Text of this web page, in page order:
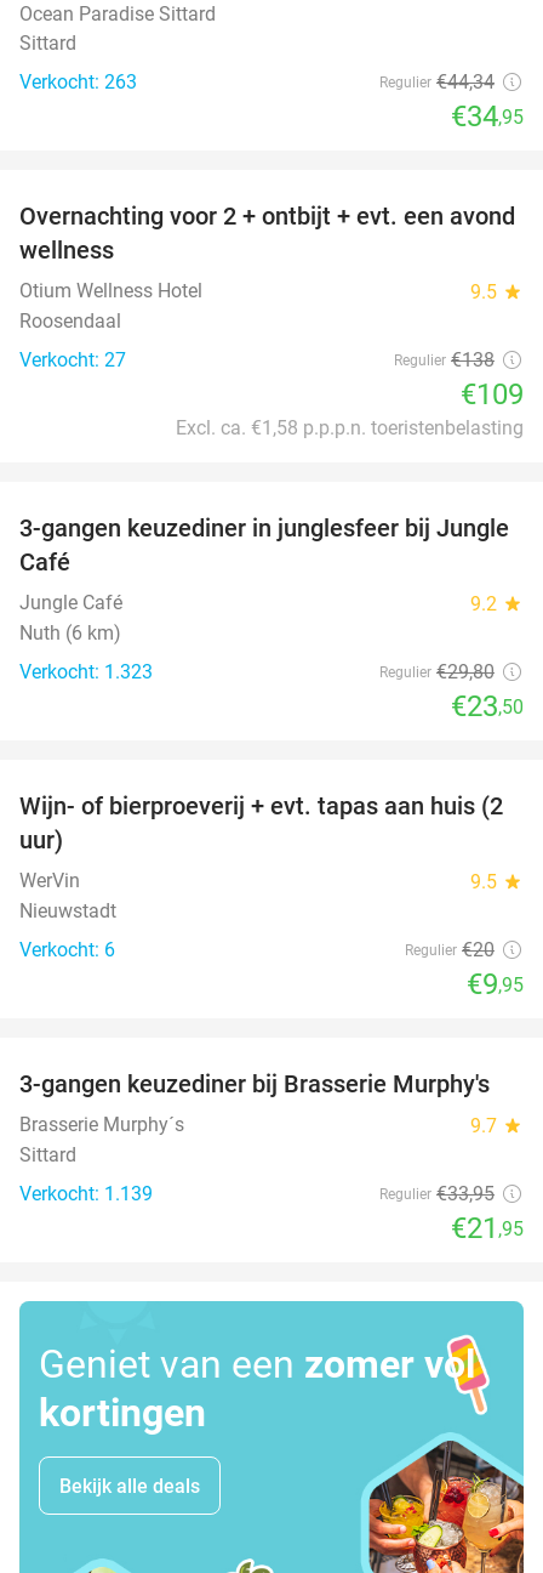
Ocean Paradise Sittard
Sittard
Verkocht: 263
Regulier €44,34
€34,95
21%
Overnachting voor 2 + ontbijt + evt. een avond
wellness
Otium Wellness Hotel 9.5 star
Roosendaal
Verkocht: 27
Regulier €138
€109
Excl. ca. €1,58 p.p.p.n. toeristenbelasting
21%
3-gangen keuzediner in junglesfeer bij Jungle
Café
Jungle Café 9.2 star
Nuth (6 km)
Verkocht: 1.323
Regulier €29,80
€23,50
50%
Wijn- of bierproeverij + evt. tapas aan huis (2
uur)
WerVin 9.5 star
Nieuwstadt
Verkocht: 6
Regulier €20
€9,95
35%
3-gangen keuzediner bij Brasserie Murphy's
Brasserie Murphy´s 9.7 star
Sittard
Verkocht: 1.139
Regulier €33,95
€21 ,95
Geniet van een zomer vol
kortingen
Bekijk alle deals